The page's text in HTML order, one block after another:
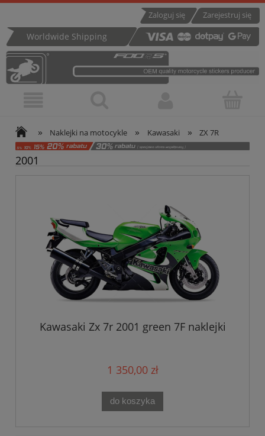
Zarejestruj się
Zaloguj się
Worldwide Shipping
» Naklejki na motocykle » Kawasaki » ZX 7R
2001
Kawasaki Zx 7r 2001 green 7F naklejki
1 350,00 zł
do koszyka